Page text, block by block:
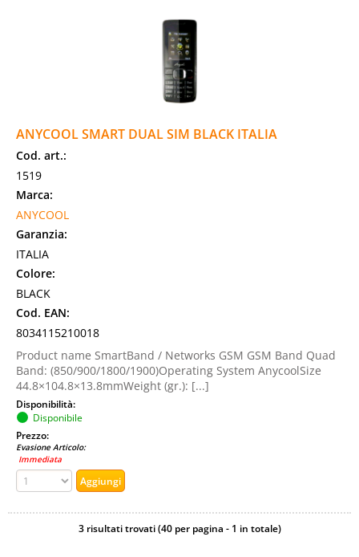
ANYCOOL SMART DUAL SIM BLACK ITALIA
Cod. art.:
1519
Marca:
ANYCOOL
Garanzia:
ITALIA
Colore:
BLACK
Cod. EAN:
8034115210018
Product name SmartBand / Networks GSM GSM Band Quad
Band: (850/900/1800/1900)Operating System AnycoolSize
44.8×104.8×13.8mmWeight (gr.): [...]
Disponibilità:
Disponibile
Prezzo:
Evasione Articolo:
Immediata
3 risultati trovati (40 per pagina - 1 in totale)